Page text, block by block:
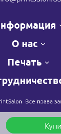
О нас
Печать
Все права